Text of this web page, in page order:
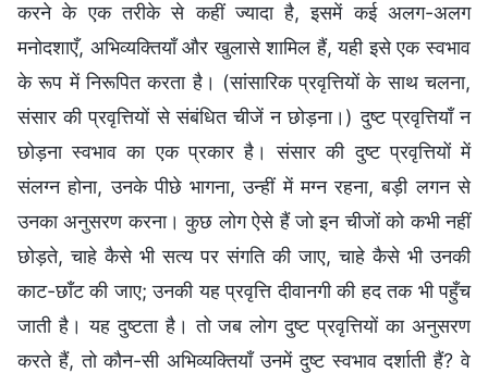
करने के एक तरीके से कहीं ज्यादा है, इसमें कई अलग-अलग
मनोदशाएँ, अभिव्यक्तियाँ और खुलासे शामिल हैं, यही इसे एक स्वभाव
के रूप में निरूपित करता है। (सांसारिक प्रवृत्तियों के साथ चलना,
संसार की प्रवृत्तियों से संबंधित चीजें न छोड़ना।) दुष्ट प्रवृत्तियाँ न
छोड़ना स्वभाव का एक प्रकार है। संसार की दुष्ट प्रवृत्तियों में
संलग्न होना, उनके पीछे भागना, उन्हीं में मग्न रहना, बड़ी लगन से
उनका अनुसरण करना। कुछ लोग ऐसे हैं जो इन चीजों को कभी नहीं
छोड़ते, चाहे कैसे भी सत्य पर संगति की जाए, चाहे कैसे भी उनकी
काट-छाँट की जाए; उनकी यह प्रवृत्ति दीवानगी की हद तक भी पहुँच
जाती है। यह दुष्टता है। तो जब लोग दुष्ट प्रवृत्तियों का अनुसरण
करते हैं, तो कौन-सी अभिव्यक्तियाँ उनमें दुष्ट स्वभाव दर्शाती हैं? वे